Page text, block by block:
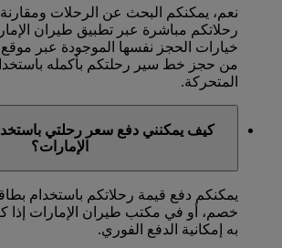
نعم، يمكنكم البحث عن الرحلات
رحلاتكم مباشرة عبر تطبيق طيران
خيارات الحجز نفسها الموجودة عبر موقع
من حجز خط سير رحلتكم بأكمله
المتحركة.
كيف يمكنني دفع سعر رحلتي
الإمارات؟
يمكنكم دفع قيمة رحلاتكم باستخدام
خصم، أو في مكتب طيران الإمارات إذا
به إمكانية الدفع الفوري.